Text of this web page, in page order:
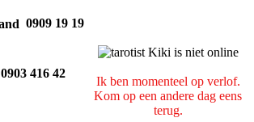
0909 19 19
Ik ben momenteel op verlof.
Kom op een andere dag eens
terug.
0903 416 42